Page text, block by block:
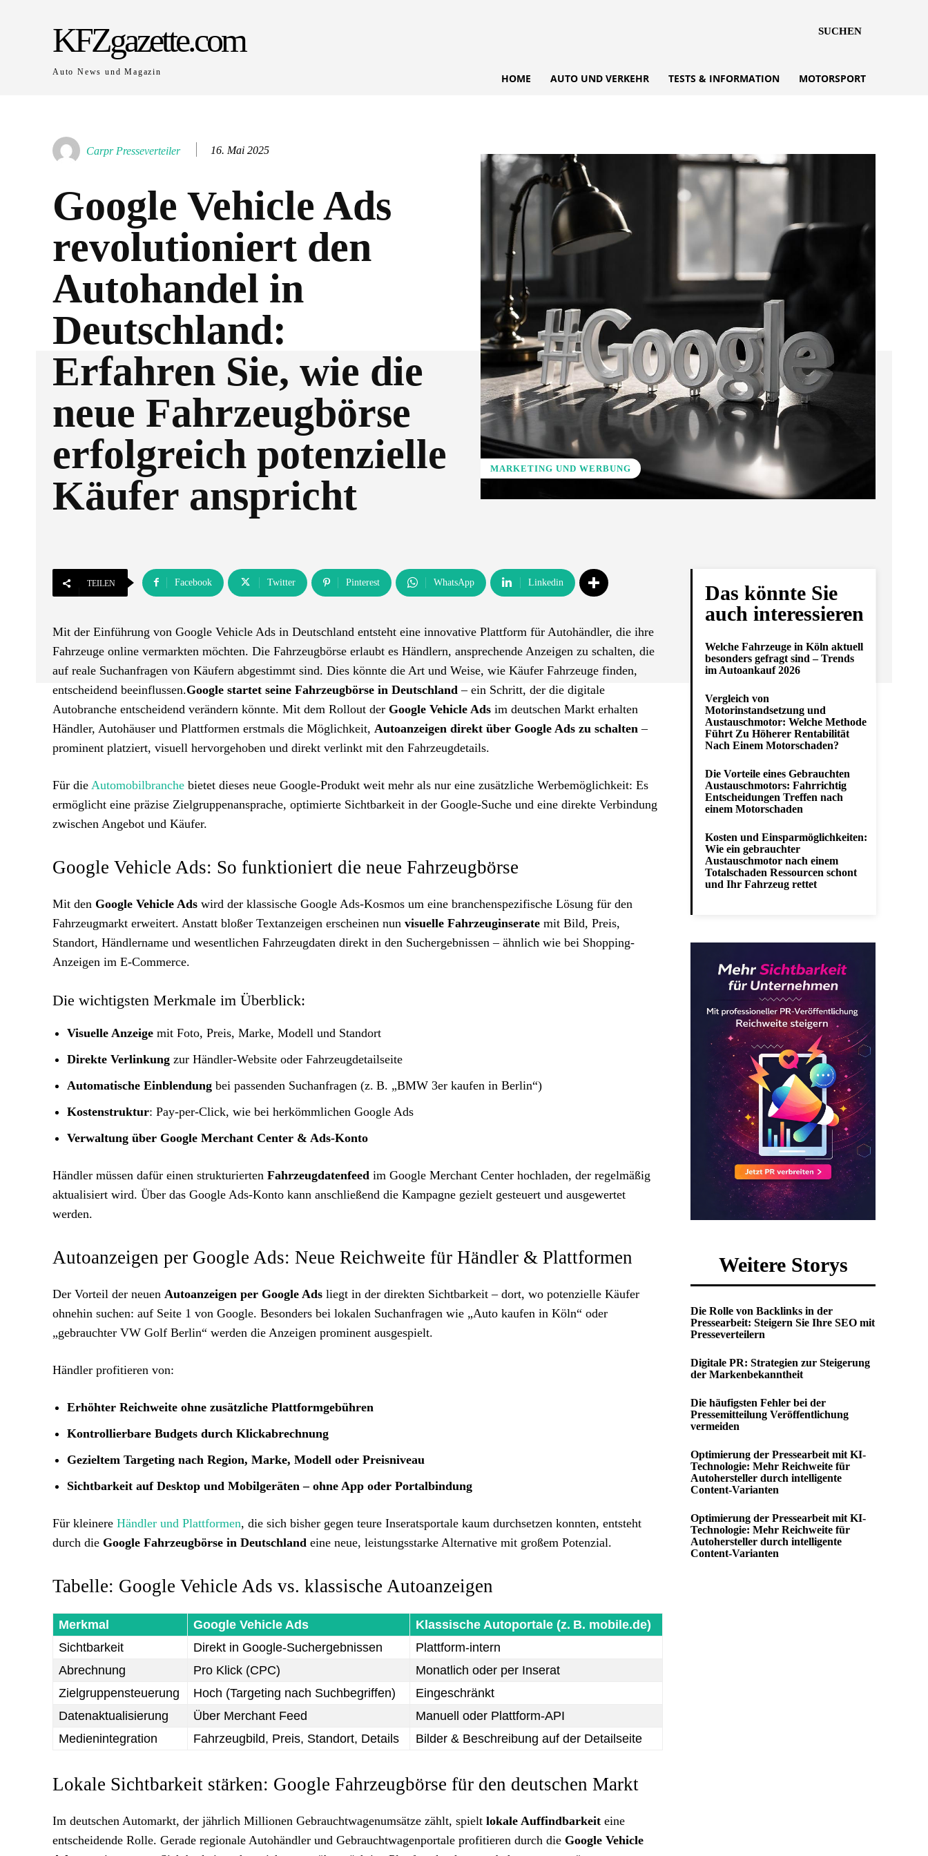
KFZgazette.com
Auto News und Magazin
SUCHEN
HOME AUTO UND VERKEHR TESTS & INFORMATION MOTORSPORT
Carpr Presseverteiler 16. Mai 2025
Google Vehicle Ads
revolutioniert den
Autohandel in
Deutschland:
Erfahren Sie, wie die
neue Fahrzeugbörse
erfolgreich potenzielle
Käufer anspricht
MARKETING UND WERBUNG
TEILEN Facebook Twitter Pinterest WhatsApp Linkedin
Mit der Einführung von Google Vehicle Ads in Deutschland entsteht eine innovative Plattform für Autohändler, die ihre
Fahrzeuge online vermarkten möchten. Die Fahrzeugbörse erlaubt es Händlern, ansprechende Anzeigen zu schalten, die
auf reale Suchanfragen von Käufern abgestimmt sind. Dies könnte die Art und Weise, wie Käufer Fahrzeuge finden,
entscheidend beeinflussen.Google startet seine Fahrzeugbörse in Deutschland – ein Schritt, der die digitale
Autobranche entscheidend verändern könnte. Mit dem Rollout der Google Vehicle Ads im deutschen Markt erhalten
Händler, Autohäuser und Plattformen erstmals die Möglichkeit, Autoanzeigen direkt über Google Ads zu schalten –
prominent platziert, visuell hervorgehoben und direkt verlinkt mit den Fahrzeugdetails.
Für die Automobilbranche bietet dieses neue Google-Produkt weit mehr als nur eine zusätzliche Werbemöglichkeit: Es
ermöglicht eine präzise Zielgruppenansprache, optimierte Sichtbarkeit in der Google-Suche und eine direkte Verbindung
zwischen Angebot und Käufer.
Google Vehicle Ads: So funktioniert die neue Fahrzeugbörse
Mit den Google Vehicle Ads wird der klassische Google Ads-Kosmos um eine branchenspezifische Lösung für den
Fahrzeugmarkt erweitert. Anstatt bloßer Textanzeigen erscheinen nun visuelle Fahrzeuginserate mit Bild, Preis,
Standort, Händlername und wesentlichen Fahrzeugdaten direkt in den Suchergebnissen – ähnlich wie bei Shopping-
Anzeigen im E-Commerce.
Die wichtigsten Merkmale im Überblick:
Visuelle Anzeige mit Foto, Preis, Marke, Modell und Standort
Direkte Verlinkung zur Händler-Website oder Fahrzeugdetailseite
Automatische Einblendung bei passenden Suchanfragen (z. B. „BMW 3er kaufen in Berlin“)
Kostenstruktur: Pay-per-Click, wie bei herkömmlichen Google Ads
Verwaltung über Google Merchant Center & Ads-Konto
Händler müssen dafür einen strukturierten Fahrzeugdatenfeed im Google Merchant Center hochladen, der regelmäßig
aktualisiert wird. Über das Google Ads-Konto kann anschließend die Kampagne gezielt gesteuert und ausgewertet
werden.
Autoanzeigen per Google Ads: Neue Reichweite für Händler & Plattformen
Der Vorteil der neuen Autoanzeigen per Google Ads liegt in der direkten Sichtbarkeit – dort, wo potenzielle Käufer
ohnehin suchen: auf Seite 1 von Google. Besonders bei lokalen Suchanfragen wie „Auto kaufen in Köln“ oder
„gebrauchter VW Golf Berlin“ werden die Anzeigen prominent ausgespielt.
Händler profitieren von:
Erhöhter Reichweite ohne zusätzliche Plattformgebühren
Kontrollierbare Budgets durch Klickabrechnung
Gezieltem Targeting nach Region, Marke, Modell oder Preisniveau
Sichtbarkeit auf Desktop und Mobilgeräten – ohne App oder Portalbindung
Für kleinere Händler und Plattformen, die sich bisher gegen teure Inseratsportale kaum durchsetzen konnten, entsteht
durch die Google Fahrzeugbörse in Deutschland eine neue, leistungsstarke Alternative mit großem Potenzial.
Tabelle: Google Vehicle Ads vs. klassische Autoanzeigen
Merkmal Google Vehicle Ads
Klassische Autoportale (z. B. mobile.de)
Sichtbarkeit
Direkt in Google-Suchergebnissen
Plattform-intern
Abrechnung
Pro Klick (CPC)
Monatlich oder per Inserat
Zielgruppensteuerung
Hoch (Targeting nach Suchbegriffen)
Eingeschränkt
Datenaktualisierung
Über Merchant Feed
Manuell oder Plattform-API
Medienintegration
Fahrzeugbild, Preis, Standort, Details Bilder & Beschreibung auf der Detailseite
Lokale Sichtbarkeit stärken: Google Fahrzeugbörse für den deutschen Markt
Im deutschen Automarkt, der jährlich Millionen Gebrauchtwagenumsätze zählt, spielt lokale Auffindbarkeit eine
entscheidende Rolle. Gerade regionale Autohändler und Gebrauchtwagenportale profitieren durch die Google Vehicle
Das könnte Sie
auch interessieren
Welche Fahrzeuge in Köln aktuell
besonders gefragt sind – Trends
im Autoankauf 2026
Vergleich von
Motorinstandsetzung und
Austauschmotor: Welche Methode
Führt Zu Höherer Rentabilität
Nach Einem Motorschaden?
Die Vorteile eines Gebrauchten
Austauschmotors: Fahrrichtig
Entscheidungen Treffen nach
einem Motorschaden
Kosten und Einsparmöglichkeiten:
Wie ein gebrauchter
Austauschmotor nach einem
Totalschaden Ressourcen schont
und Ihr Fahrzeug rettet
Weitere Storys
Die Rolle von Backlinks in der
Pressearbeit: Steigern Sie Ihre SEO mit
Presseverteilern
Digitale PR: Strategien zur Steigerung
der Markenbekanntheit
Die häufigsten Fehler bei der
Pressemitteilung Veröffentlichung
vermeiden
Optimierung der Pressearbeit mit KI-
Technologie: Mehr Reichweite für
Autohersteller durch intelligente
Content-Varianten
Optimierung der Pressearbeit mit KI-
Technologie: Mehr Reichweite für
Autohersteller durch intelligente
Content-Varianten